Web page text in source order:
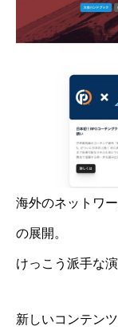
海外のネットワ
の展開。
けっこう派手な
新しいコンテン